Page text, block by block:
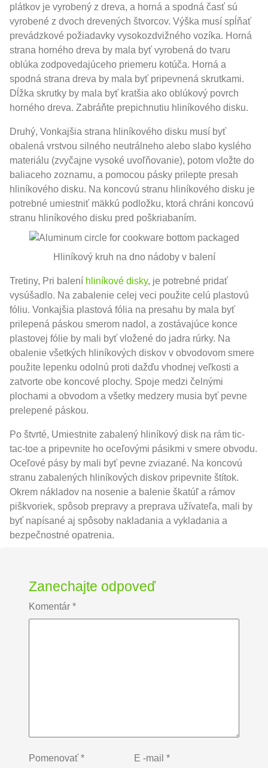
plátkov je vyrobený z dreva, a horná a spodná časť sú
vyrobené z dvoch drevených štvorcov. Výška musí spĺňať
prevádzkové požiadavky vysokozdvižného vozíka. Horná
strana horného dreva by mala byť vyrobená do tvaru
oblúka zodpovedajúceho priemeru kotúča. Horná a
spodná strana dreva by mala byť pripevnená skrutkami.
Dĺžka skrutky by mala byť kratšia ako oblúkový povrch
horného dreva. Zabráňte prepichnutiu hliníkového disku.
Druhý, Vonkajšia strana hliníkového disku musí byť
obalená vrstvou silného neutrálneho alebo slabo kyslého
materiálu (zvyčajne vysoké uvoľňovanie), potom vložte do
baliaceho zoznamu, a pomocou pásky prilepte presah
hliníkového disku. Na koncovú stranu hliníkového disku je
potrebné umiestniť mäkkú podložku, ktorá chráni koncovú
stranu hliníkového disku pred poškriabaním.
Hliníkový kruh na dno nádoby v balení
Tretiny, Pri balení hliníkové disky, je potrebné pridať
vysúšadlo. Na zabalenie celej veci použite celú plastovú
fóliu. Vonkajšia plastová fólia na presahu by mala byť
prilepená páskou smerom nadol, a zostávajúce konce
plastovej fólie by mali byť vložené do jadra rúrky. Na
obalenie všetkých hliníkových diskov v obvodovom smere
použite lepenku odolnú proti dažďu vhodnej veľkosti a
zatvorte obe koncové plochy. Spoje medzi čelnými
plochami a obvodom a všetky medzery musia byť pevne
prelepené páskou.
Po štvrté, Umiestnite zabalený hliníkový disk na rám tic-
tac-toe a pripevnite ho oceľovými pásikmi v smere obvodu.
Oceľové pásy by mali byť pevne zviazané. Na koncovú
stranu zabalených hliníkových diskov pripevnite štítok.
Okrem nákladov na nosenie a balenie škatúľ a rámov
piškvoriek, spôsob prepravy a preprava užívateľa, mali by
byť napísané aj spôsoby nakladania a vykladania a
bezpečnostné opatrenia.
Zanechajte odpoveď
Komentár *
Pomenovať * E -mail *